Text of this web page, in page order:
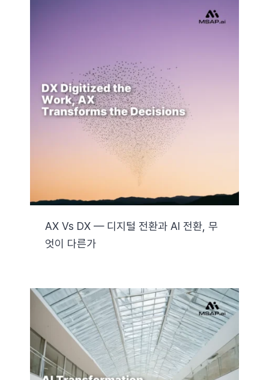
AX Vs DX — 디지털 전환과 AI 전환, 무
엇이 다른가